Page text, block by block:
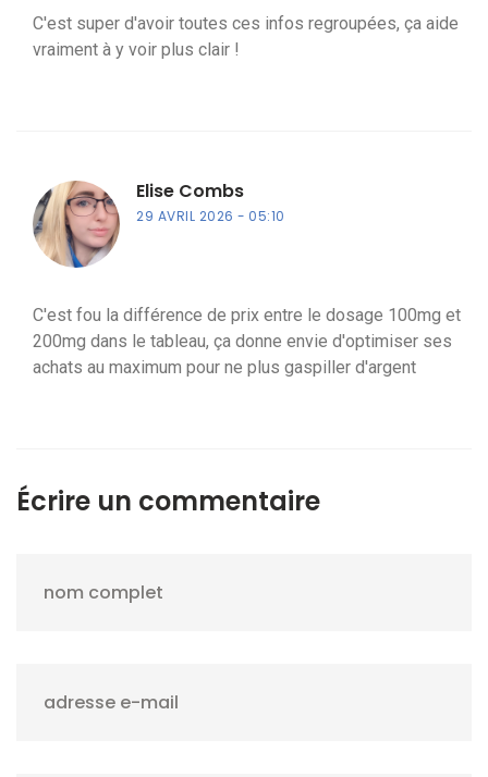
C'est super d'avoir toutes ces infos regroupées, ça aide
vraiment à y voir plus clair !
Elise Combs
29 AVRIL 2026 05:10
C'est fou la différence de prix entre le dosage 100mg et
200mg dans le tableau, ça donne envie d'optimiser ses
achats au maximum pour ne plus gaspiller d'argent
Écrire un commentaire
nom complet
adresse e-mail